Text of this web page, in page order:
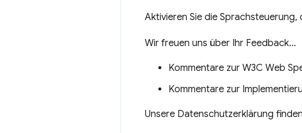
Aktivieren Sie die
Wir freuen uns über Ihr Feedback…
Kommentare zur W3C Web
Kommentare zur
Unsere Datenschutzerklärung